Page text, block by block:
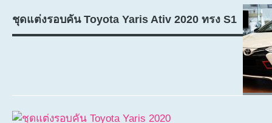
ชุดแต่งรอบคัน Toyota Yaris Ativ 2020 ทรง S1